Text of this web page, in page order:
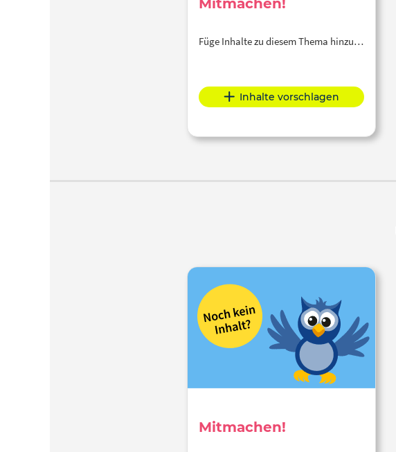
Mitmachen!
Füge Inhalte zu diesem Thema hinzu…
Inhalte vorschlagen
Mitmachen!